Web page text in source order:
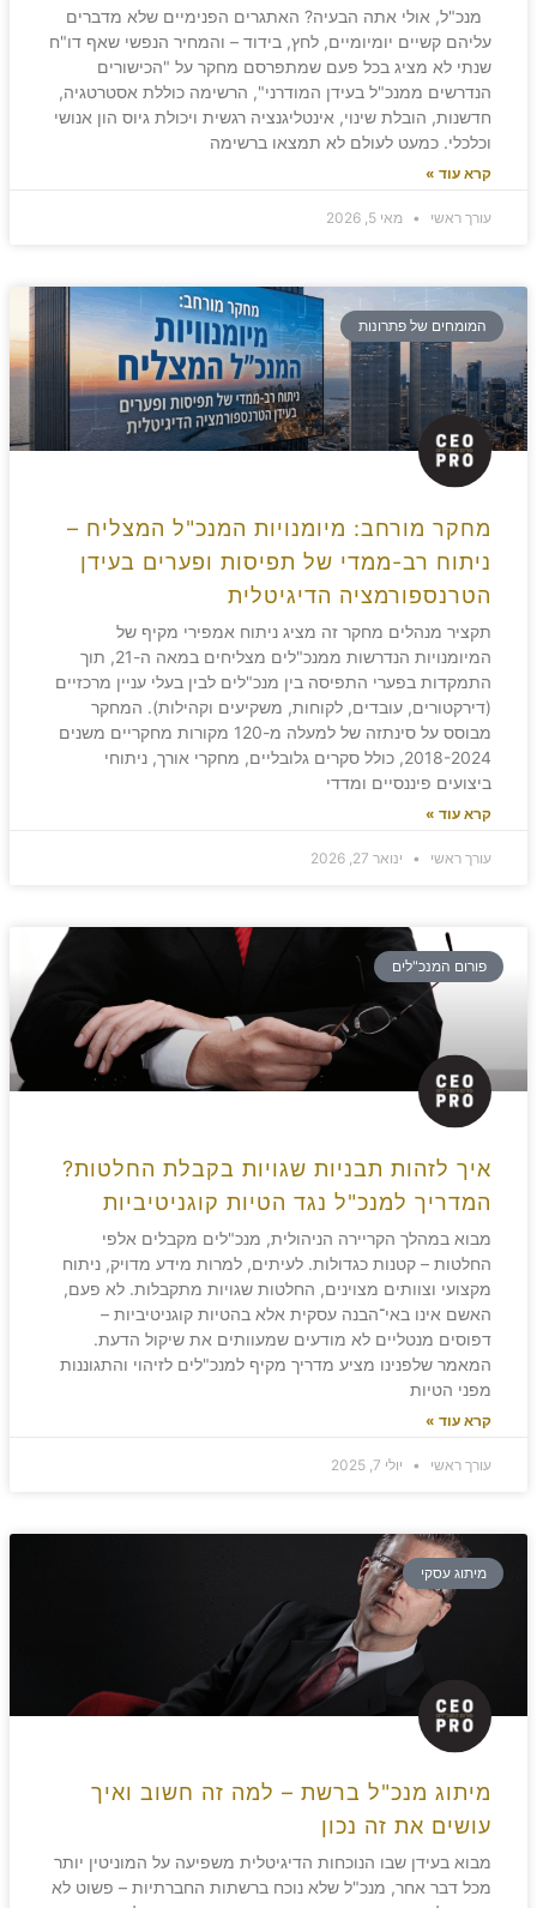
מנכ"ל, אולי אתה הבעיה? האתגרים הפנימיים שלא מדברים
עליהם קשיים יומיומיים, לחץ, בידוד – והמחיר הנפשי שאף דו"ח
שנתי לא מציג בכל פעם שמתפרסם מחקר על "הכישורים
הנדרשים ממנכ"ל בעידן המודרני", הרשימה כוללת אסטרטגיה,
חדשנות, הובלת שינוי, אינטליגנציה רגשית ויכולת גיוס הון אנושי
וכלכלי. כמעט לעולם לא תמצאו ברשימה
קרא עוד »
עורך ראשי מאי 5, 2026
המומחים של פתרונות
מחקר מורחב: מיומנויות המנכ"ל המצליח –
ניתוח רב-ממדי של תפיסות ופערים בעידן
הטרנספורמציה הדיגיטלית
תקציר מנהלים מחקר זה מציג ניתוח אמפירי מקיף של
המיומנויות הנדרשות ממנכ"לים מצליחים במאה ה-21, תוך
התמקדות בפערי התפיסה בין מנכ"לים לבין בעלי עניין מרכזיים
(דירקטורים, עובדים, לקוחות, משקיעים וקהילות). המחקר
מבוסס על סינתזה של למעלה מ-120 מקורות מחקריים משנים
2018-2024, כולל סקרים גלובליים, מחקרי אורך, ניתוחי
ביצועים פיננסיים ומדדי
קרא עוד »
עורך ראשי ינואר 27, 2026
פורום המנכ"לים
איך לזהות תבניות שגויות בקבלת החלטות?
המדריך למנכ"ל נגד הטיות קוגניטיביות
מבוא במהלך הקריירה הניהולית, מנכ"לים מקבלים אלפי
החלטות – קטנות כגדולות. לעיתים, למרות מידע מדויק, ניתוח
מקצועי וצוותים מצוינים, החלטות שגויות מתקבלות. לא פעם,
האשם אינו באי־הבנה עסקית אלא בהטיות קוגניטיביות –
דפוסים מנטליים לא מודעים שמעוותים את שיקול הדעת.
המאמר שלפנינו מציע מדריך מקיף למנכ"לים לזיהוי והתגוננות
מפני הטיות
קרא עוד »
עורך ראשי יולי 7, 2025
מיתוג עסקי
מיתוג מנכ"ל ברשת – למה זה חשוב ואיך
עושים את זה נכון
מבוא בעידן שבו הנוכחות הדיגיטלית משפיעה על המוניטין יותר
מכל דבר אחר, מנכ"ל שלא נוכח ברשתות החברתיות – פשוט לא